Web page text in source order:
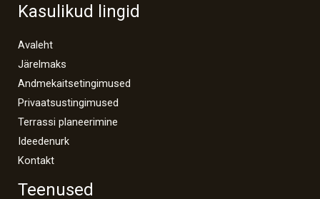
Kasulikud lingid
Avaleht
Järelmaks
Andmekaitsetingimused
Privaatsustingimused
Terrassi planeerimine
Ideedenurk
Kontakt
Teenused